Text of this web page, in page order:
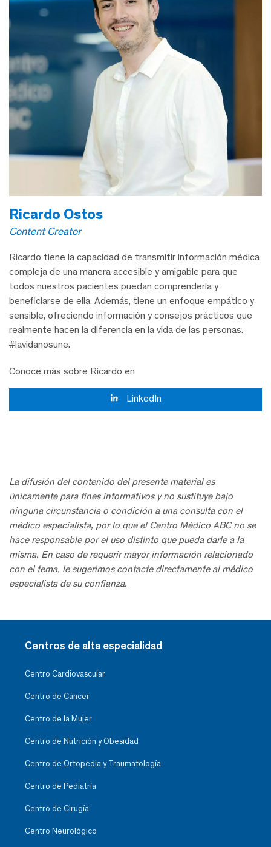
Ricardo Ostos
Content Creator
Ricardo tiene la capacidad de transmitir información médica
compleja de una manera accesible y amigable para que
todos nuestros pacientes puedan comprenderla y
beneficiarse de ella. Además, tiene un enfoque empático y
sensible, ofreciendo información y consejos prácticos que
realmente hacen la diferencia en la vida de las personas.
#lavidanosune.
Conoce más sobre Ricardo en
LinkedIn
La difusión del contenido del presente material es
únicamente para fines informativos y no sustituye bajo
ninguna circunstancia o condición a una consulta con el
médico especialista, por lo que el Centro Médico ABC no se
hace responsable por el uso distinto que pueda darle a la
misma. En caso de requerir mayor información relacionado
con el tema, le sugerimos contacte directamente al médico
especialista de su confianza.
Centros de alta especialidad
Centro Cardiovascular
Centro de Cáncer
Centro de la Mujer
Centro de Nutrición y Obesidad
Centro de Ortopedia y Traumatología
Centro de Pediatría
Centro de Cirugía
Centro Neurológico